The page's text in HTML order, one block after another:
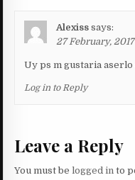
Alexiss says:
27 February,
Uy ps m gustaria
Log in to Reply
Leave a Reply
You must belogged in to